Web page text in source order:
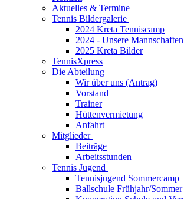
Aktuelles & Termine
Tennis Bildergalerie
2024 Kreta Tenniscamp
2024 - Unsere Mannschaften
2025 Kreta Bilder
TennisXpress
Die Abteilung
Wir über uns (Antrag)
Vorstand
Trainer
Hüttenvermietung
Anfahrt
Mitglieder
Beiträge
Arbeitsstunden
Tennis Jugend
Tennisjugend Sommercamp
Ballschule Frühjahr/Sommer